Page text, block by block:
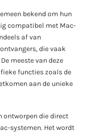
bekend om hun
compatibel met Mac-
af van
die vaak
meeste van deze
functies zoals de
aan de unieke
ontworpen die direct
systemen. Het wordt